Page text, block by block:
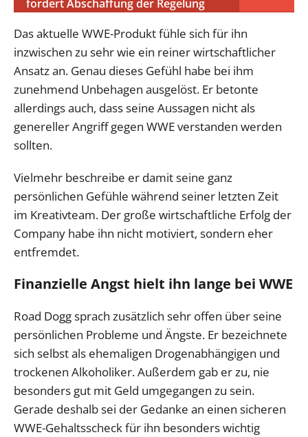
fordert Abschaffung der Regelung
Das aktuelle WWE-Produkt fühle sich für ihn
inzwischen zu sehr wie ein reiner wirtschaftlicher
Ansatz an. Genau dieses Gefühl habe bei ihm
zunehmend Unbehagen ausgelöst. Er betonte
allerdings auch, dass seine Aussagen nicht als
genereller Angriff gegen WWE verstanden werden
sollten.
Vielmehr beschreibe er damit seine ganz
persönlichen Gefühle während seiner letzten Zeit
im Kreativteam. Der große wirtschaftliche Erfolg der
Company habe ihn nicht motiviert, sondern eher
entfremdet.
Finanzielle Angst hielt ihn lange bei WWE
Road Dogg sprach zusätzlich sehr offen über seine
persönlichen Probleme und Ängste. Er bezeichnete
sich selbst als ehemaligen Drogenabhängigen und
trockenen Alkoholiker. Außerdem gab er zu, nie
besonders gut mit Geld umgegangen zu sein.
Gerade deshalb sei der Gedanke an einen sicheren
WWE-Gehaltsscheck für ihn besonders wichtig